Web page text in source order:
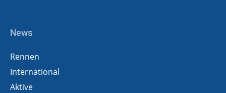
News
Rennen
International
Aktive